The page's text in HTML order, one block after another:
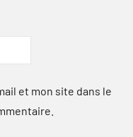
et mon site dans le